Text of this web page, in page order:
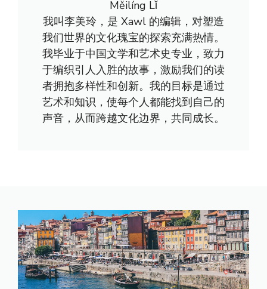
Měilíng Lǐ
我叫李美玲，是 Xawl 的编辑，对塑造
我们世界的文化瑰宝的探索充满热情。
我毕业于中国文学和艺术史专业，致力
于编织引人入胜的故事，激励我们的读
者拥抱多样性和创新。我的目标是通过
艺术和知识，使每个人都能找到自己的
声音，从而跨越文化边界，共同成长。